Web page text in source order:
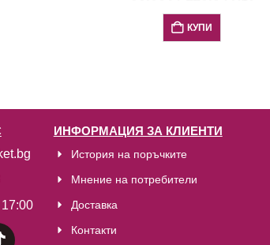
КУПИ
ИНФОРМАЦИЯ ЗА КЛИЕНТИ
История на поръчките
Мнение на потребители
Доставка
Контакти